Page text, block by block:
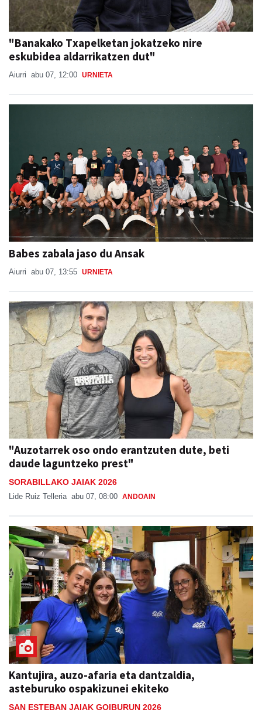
"Banakako Txapelketan jokatzeko nire
eskubidea aldarrikatzen dut"
Aiurri abu 07, 12:00 URNIETA
Babes zabala jaso du Ansak
Aiurri abu 07, 13:55 URNIETA
"Auzotarrek oso ondo erantzuten dute, beti
daude laguntzeko prest"
SORABILLAKO JAIAK 2026
Lide Ruiz Telleria abu 07, 08:00 ANDOAIN
Kantujira, auzo-afaria eta dantzaldia,
asteburuko ospakizunei ekiteko
SAN ESTEBAN JAIAK GOIBURUN 2026